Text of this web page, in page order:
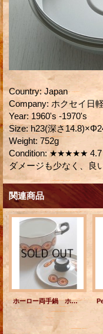
Country: Japan
Company: ホクセイ日
Year: 1960's -1970's
Size: h23(深さ
Weight: 752g
Condition: ★★★★★ 4.7 /
ダメージも少なく、良
関連商品
ホーロー両手鍋 ホワイト×パターン（ブラウン、レッド、オレンジ、イエロー） ⌀19.3cm